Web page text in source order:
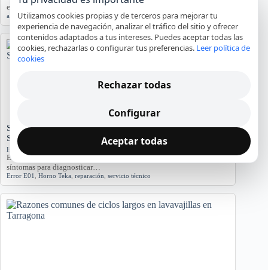
este análisis detallado.…
agua ,averías,lavadora ,reparación,Tarragona
Significado del Error E01 en Hornos Teka: Causas y
Soluciones
Hornos y placas de cocina
El error E01 en hornos Teka indica problemas. Conozca sus causas y
síntomas para diagnosticar…
Error E01 Horno Teka reparación servicio técnico
Utilizamos cookies propias y de terceros para mejorar tu
experiencia de navegación, analizar el tráfico del sitio y ofrecer
contenidos adaptados a tus intereses. Puedes aceptar todas las
cookies, rechazarlas o configurar tus preferencias. Leer política de
cookies
Rechazar todas
Configurar
Aceptar todas